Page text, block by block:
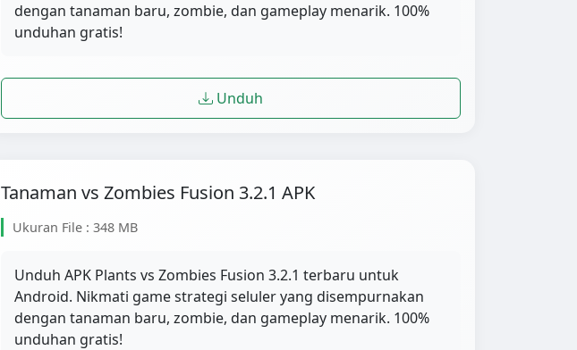
dengan tanaman baru, zombie, dan gameplay menarik. 100%
unduhan gratis!
Unduh
Tanaman vs Zombies Fusion 3.2.1 APK
Ukuran File : 348 MB
Unduh APK Plants vs Zombies Fusion 3.2.1 terbaru untuk
Android. Nikmati game strategi seluler yang disempurnakan
dengan tanaman baru, zombie, dan gameplay menarik. 100%
unduhan gratis!